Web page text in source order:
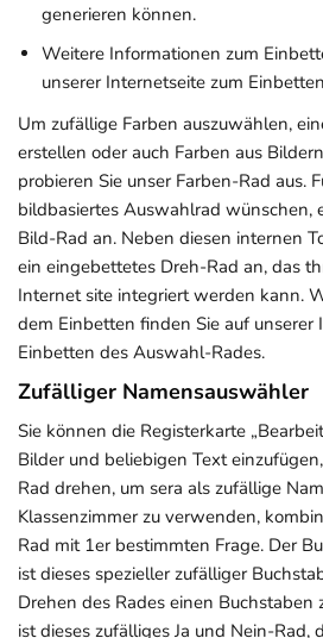
generieren können.
Weitere Informationen zum
unserer Internetseite zum
Um zufällige Farben auszuwählen,
erstellen oder auch Farben aus
probieren Sie unser Farben-Rad aus.
bildbasiertes Auswahlrad wünschen,
Bild-Rad an. Neben diesen internen
ein eingebettetes Dreh-Rad an, das
Internet site integriert werden kann.
dem Einbetten finden Sie auf unserer
Einbetten des Auswahl-Rades.
Zufälliger Namensauswähler
Sie können die Registerkarte
Bilder und beliebigen Text
Rad drehen, um sera als zufällige
Klassenzimmer zu verwenden,
Rad mit 1er bestimmten Frage. Der
ist dieses spezieller zufälliger
Drehen des Rades einen
ist dieses zufälliges Ja und Nein-Rad,